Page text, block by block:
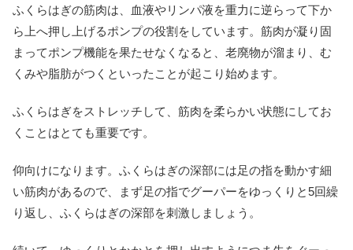
ふくらはぎの筋肉は、血液やリンパ液を重力に逆らって下か
ら上へ押し上げるポンプの役割をしています。筋肉が凝り固
まってポンプ機能を果たせなくなると、老廃物が溜まり、む
くみや脂肪がつくといったことが起こり始めます。
ふくらはぎをストレッチして、筋肉を柔らかい状態にしてお
くことはとても重要です。
仰向けになります。ふくらはぎの深部には足の指を動かす細
い筋肉があるので、まず足の指でグーパーをゆっくりと5回繰
り返し、ふくらはぎの深部を刺激しましょう。